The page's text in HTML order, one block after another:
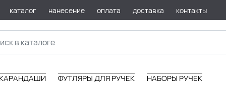
каталог нанесение оплата доставка контакты
ФУТЛЯРЫ ДЛЯ РУЧЕК НАБОРЫ РУЧЕК